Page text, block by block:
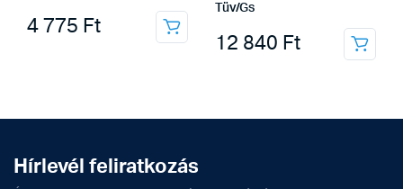
4 775 Ft
Tüv/Gs
12 840 Ft
Hírlevél feliratkozás